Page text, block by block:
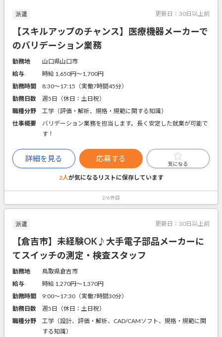
派遣 更新日： 30日以上前
【スキルアップのチャンス】医療機器メーカーで
のバリデーション業務
勤務地
山口県山口市
給与
時給 1,650円〜1,700円
勤務時間
8:30～17:15（実働7時間45分）
勤務日数
週5日（休日：土日祝）
職種分野
工学（評価・解析、規格・規範に関する知識）
仕事概要
バリデーション業務を担当します。長く安定した就業が可能で
す！
詳細を見る 応募する
気になる
2人が気になるリストに保存しています
2/6件目
派遣 更新日： 30日以上前
【倉吉市】未経験OK♪大手電子部品メーカーに
てスイッチの測定・検査スタッフ
勤務地
鳥取県倉吉市
給与
時給 1,270円〜1,370円
勤務時間
9:00～17:30（実働7時間30分）
勤務日数
週5日（休日：土日祝）
職種分野
工学（設計、評価・解析、CAD/CAMソフト、規格・規範に関
する知識）